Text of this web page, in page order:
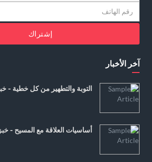
إشتراك
آخر الأخبار
التوبة والتطهير من كل خطية -
أساسيات العلاقة مع المسيح -